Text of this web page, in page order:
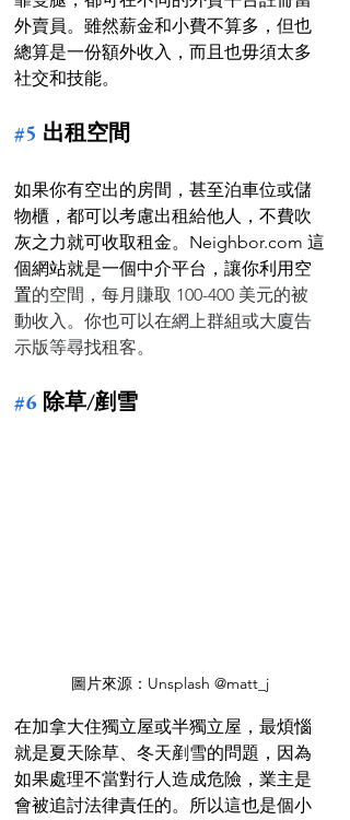
外賣員。雖然薪金和小費不算多，但也
總算是一份額外收入，而且也毋須太多
社交和技能。
#5 出租空間
如果你有空出的房間，甚至泊車位或儲
物櫃，都可以考慮出租給他人，不費吹
灰之力就可收取租金。Neighbor.com 這
個網站就是一個中介平台，讓你利用空
置的空間，每月賺取 100-400 美元的被
動收入。你也可以在網上群組或大廈告
示版等尋找租客。
#6 除草/剷雪
圖片來源：Unsplash @matt_j
在加拿大住獨立屋或半獨立屋，最煩惱
就是夏天除草、冬天剷雪的問題，因為
如果處理不當對行人造成危險，業主是
會被追討法律責任的。所以這也是個小